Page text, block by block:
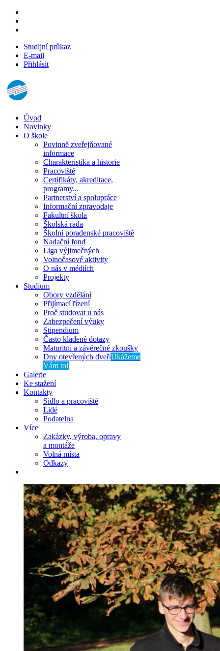
Studijní průkaz
E-mail
Přihlásit
Úvod
Novinky
O škole
Povinně zveřejňované
informace
Charakteristika a historie
Pracoviště
Certifikáty, akreditace,
programy...
Partnerství a spolupráce
Informační zpravodaje
Fakultní škola
Školská rada
Školní poradenské pracoviště
Nadační fond
Liga výjimečných
Volnočasové aktivity
O nás v médiích
Projekty
Studium
Obory vzdělání
Přijímací řízení
Proč studovat u nás
Zabezpečení výuky
Stipendium
Často kladené dotazy
Maturitní a závěrečné zkoušky
Dny otevřených dveříUkážeme
Vám to!
Galerie
Ke stažení
Kontakty
Sídlo a pracoviště
Lidé
Podatelna
Více
Zakázky, výroba, opravy
a montáže
Volná místa
Odkazy